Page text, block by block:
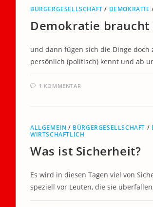
BÜRGERGESELLSCHAFT / DEMOKRATIE
Demokratie braucht
und dann fügen sich die Dinge
persönlich (politisch) kennt und ab
1 KOMMENTAR
ALLGEMEIN / BÜRGERGESELLSCHAFT /
WIRTSCHAFTLICH
Was ist Sicherheit?
Es wird in diesen Tagen viel von
speziell vor Leuten, die sie